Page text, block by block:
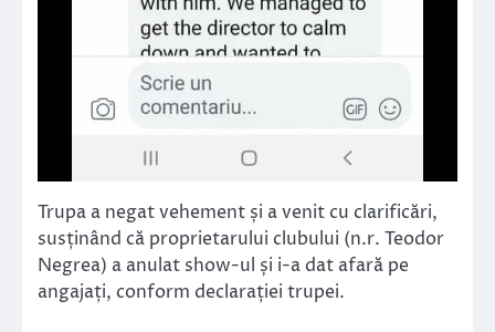
Trupa a negat vehement și a venit cu clarificări,
susținând că proprietarului clubului (n.r. Teodor
Negrea) a anulat show-ul și i-a dat afară pe
angajați, conform declarației trupei.